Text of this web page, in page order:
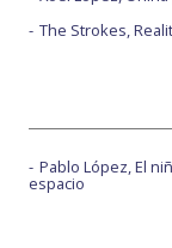
The Strokes,
Pablo López, El
espacio